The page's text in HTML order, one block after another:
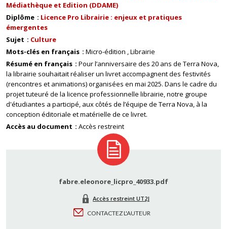
Médiathèque et Edition (DDAME)
Diplôme
Licence Pro Librairie : enjeux et pratiques
émergentes
Sujet
Culture
Mots-clés en français
Micro-édition Librairie
Résumé en français
Pour l’anniversaire des 20 ans de Terra Nova,
la librairie souhaitait réaliser un livret accompagnent des festivités
(rencontres et animations) organisées en mai 2025. Dans le cadre du
projet tuteuré de la licence professionnelle librairie, notre groupe
d'étudiantes a participé, aux côtés de l’équipe de Terra Nova, à la
conception éditoriale et matérielle de ce livret.
Accès au document
Accès restreint
fabre.eleonore_licpro_40933.pdf
Accès restreint UT2J
CONTACTEZ L'AUTEUR